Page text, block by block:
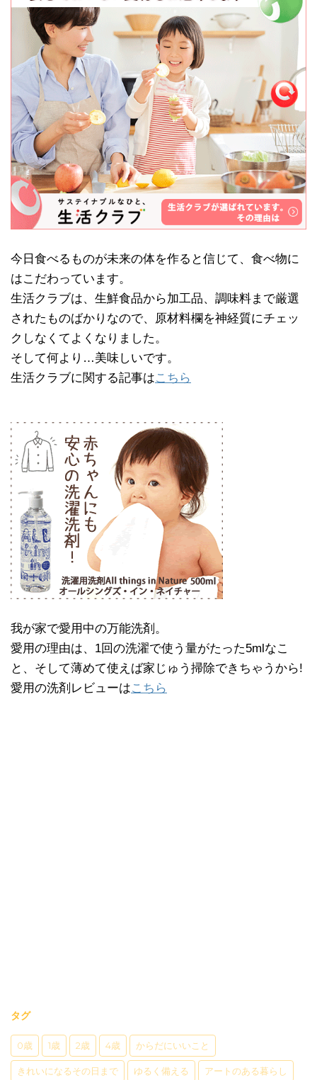
今日食べるものが未来の体を作ると信じて、食べ物に
はこだわっています。
生活クラブは、生鮮食品から加工品、調味料まで厳選
されたものばかりなので、原材料欄を神経質にチェッ
クしなくてよくなりました。
そして何より…美味しいです。
生活クラブに関する記事はこちら
我が家で愛用中の万能洗剤。
愛用の理由は、1回の洗濯で使う量がたった5mlなこ
と、そして薄めて使えば家じゅう掃除できちゃうから!
愛用の洗剤レビューはこちら
タグ
0歳 1歳 2歳 4歳 からだにいいこと
きれいになるその日まで ゆるく備える アートのある暮らし